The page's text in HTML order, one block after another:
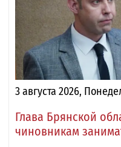
3 августа 2026,
Глава Брянской
чиновникам